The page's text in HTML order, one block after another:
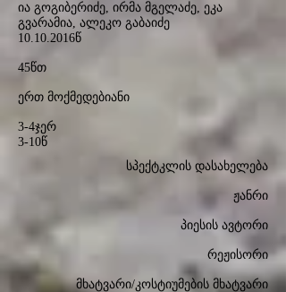
ია გოგიბერიძე, ირმა მგელაძე, ეკა
გვარამია, ალეკო გაბაიძე
10.10.2016წ
45წთ
ერთ მოქმედებიანი
3-4ჯერ
3-10წ
სპექტკლის დასახელება
ჟანრი
პიესის ავტორი
რეჟისორი
მხატვარი/კოსტიუმების მხატვარი